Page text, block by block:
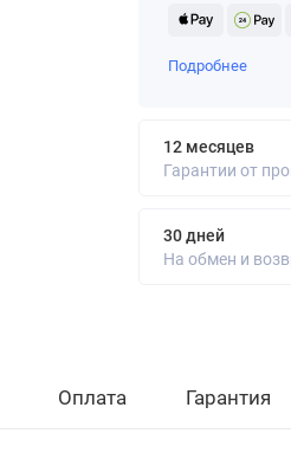
Подробнее
12 месяцев
Гарантии от
30 дней
На обмен и
Оплата Гарантия